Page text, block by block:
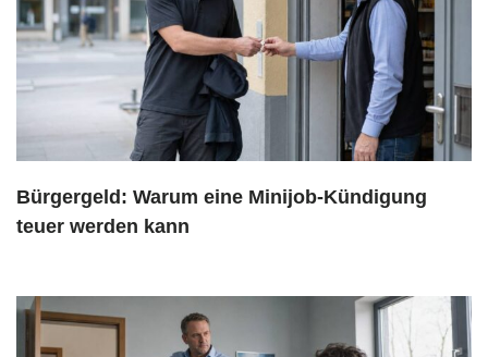
Bürgergeld: Warum eine Minijob-Kündigung
teuer werden kann